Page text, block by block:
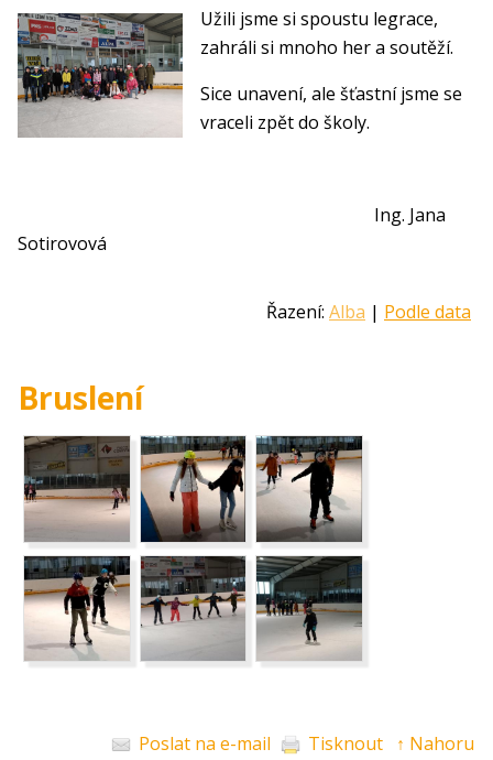
Užili jsme si spoustu legrace,
zahráli si mnoho her a soutěží.
Sice unavení, ale šťastní jsme se
vraceli zpět do školy.
Ing. Jana
Sotirovová
Řazení: Alba | Podle data
Bruslení
Poslat na e-mail Tisknout ↑ Nahoru